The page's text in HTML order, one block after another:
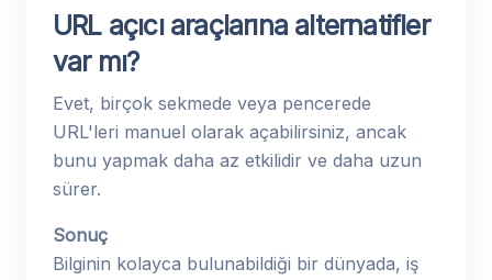
URL açıcı araçlarına alternatifler
var mı?
Evet, birçok sekmede veya pencerede
URL'leri manuel olarak açabilirsiniz, ancak
bunu yapmak daha az etkilidir ve daha uzun
sürer.
Sonuç
Bilginin kolayca bulunabildiği bir dünyada, iş